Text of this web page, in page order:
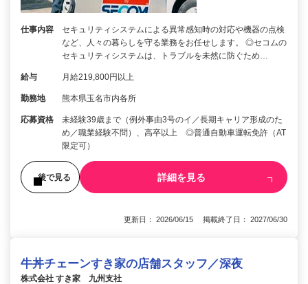
仕事内容
セキュリティシステムによる異常感知時の対応や機器の点検
など、人々の暮らしを守る業務をお任せします。 ◎セコムの
セキュリティシステムは、トラブルを未然に防ぐため…
給与 月給219,800円以上
勤務地 熊本県玉名市内各所
応募資格
未経験39歳まで（例外事由3号のイ／長期キャリア形成のた
め／職業経験不問）、高卒以上 ◎普通自動車運転免許（AT
限定可）
後で見る 詳細を見る
更新日： 2026/06/15 掲載終了日： 2027/06/30
牛丼チェーンすき家の店舗スタッフ／深夜
株式会社 すき家 九州支社